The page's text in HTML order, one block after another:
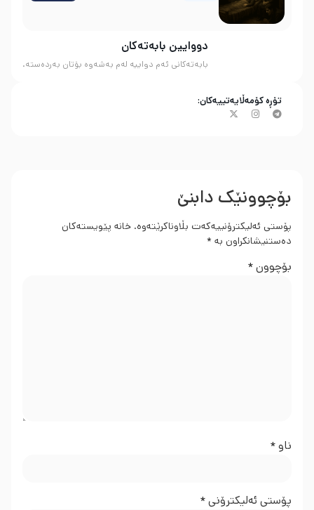
دووایین بابەتەکان
بابەتەکانی ئەم دواییە لەم بەشەوە بۆتان بەردەستە.
تۆڕە کۆمەڵایەتییەکان:
بۆچوونێک دابنێ
پۆستی ئەلیکترۆنییەکەت بڵاوناکرێتەوە. خانە پێویستەکان
دەستنیشانکراون بە *
بۆچوون*
ناو*
پۆستی ئەلیکترۆنی*